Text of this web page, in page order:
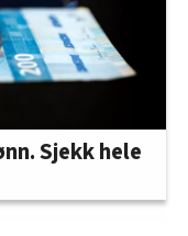
Sjekk hele